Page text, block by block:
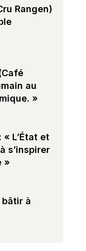
Rangen)
au
»
L’État et
s’inspirer
»
bâtir à